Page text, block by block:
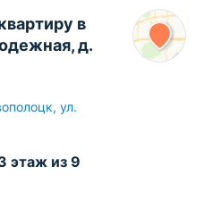
в
д.
, ул.
этаж из 9